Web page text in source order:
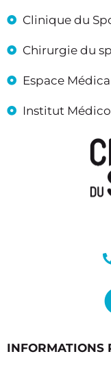
Clinique du
Chirurgie du
Espace
Institut
INFORMATIONS